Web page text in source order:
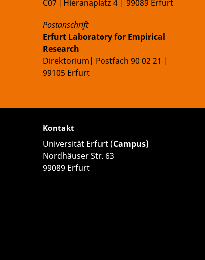
C07 |Hieranaplatz 4 | 99089 Erfurt
Postanschrift
Erfurt Laboratory for Empirical
Research
Direktorium| Postfach 90 02 21 |
99105 Erfurt
Kontakt
Universität Erfurt (Campus)
Nordhäuser Str. 63
99089 Erfurt